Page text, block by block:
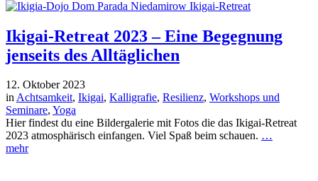
Ikigai-Retreat 2023 – Eine Begegnung
jenseits des Alltäglichen
12. Oktober 2023
inAchtsamkeit, Ikigai, Kalligrafie, Resilienz, Workshops und
Seminare, Yoga
Hier findest du eine Bildergalerie mit Fotos die das Ikigai-Retreat
2023 atmosphärisch einfangen. Viel Spaß beim schauen. …
mehr